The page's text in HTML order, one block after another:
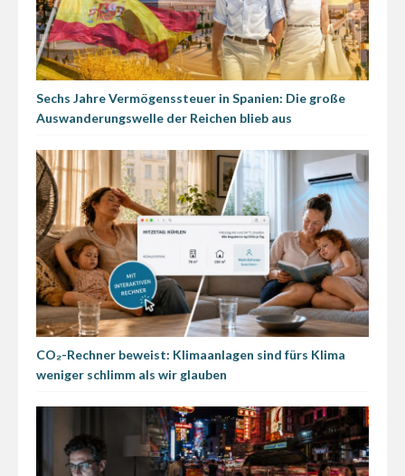
Sechs Jahre Vermögenssteuer in Spanien: Die große
Auswanderungswelle der Reichen blieb aus
CO₂-Rechner beweist: Klimaanlagen sind fürs Klima
weniger schlimm als wir glauben